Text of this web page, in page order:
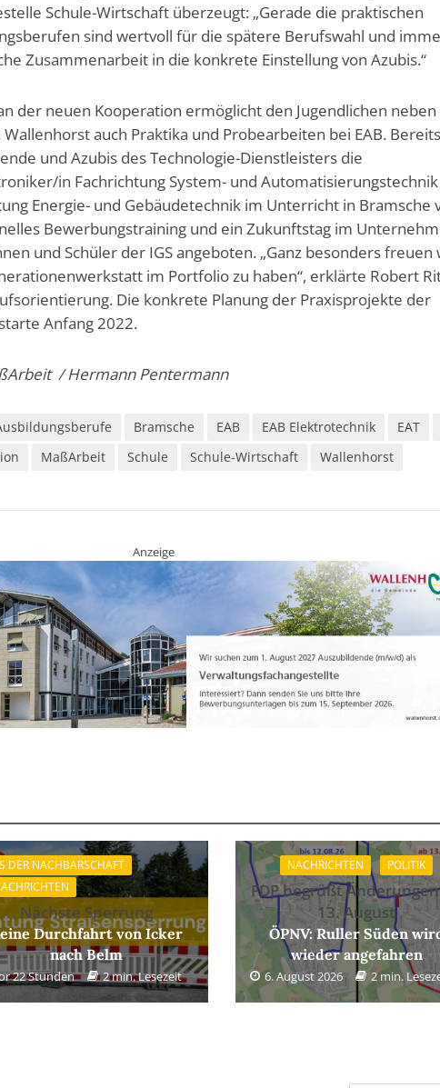
Schule-Wirtschaft überzeugt: „Gerade die praktischen
sind wertvoll für die spätere Berufswahl und
Zusammenarbeit in die konkrete Einstellung von Azubis.“
der neuen Kooperation ermöglicht den Jugendlichen neben
auch Praktika und Probearbeiten bei EAB.
und Azubis des Technologie-Dienstleisters die
in Fachrichtung System- und
Energie- und Gebäudetechnik im Unterricht in Bramsche
Bewerbungstraining und ein Zukunftstag im
und Schüler der IGS angeboten. „Ganz besonders freuen
im Portfolio zu haben“, erklärte Robert
Die konkrete Planung der Praxisprojekte der
Anfang 2022.
/ Hermann Pentermann
Bramsche EAB EAB Elektrotechnik
EAT
MaßArbeit Schule Schule-Wirtschaft Wallenhorst
Anzeige
DER NACHBARSCHAFT
Nächste Sperrung
Durchfahrt von Icker
nach Belm
22 Stunden 2 min. Lesezeit
NACHRICHTEN POLITIK
FDP begrüßt
13. August
ÖPNV: Ruller Süden
wieder angefahren
6. August 2026 2 min.